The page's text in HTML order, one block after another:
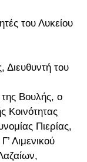
του Λυκείου
Διευθυντή του
Βουλής, ο
Κοινότητας
Πιερίας,
Λιμενικού